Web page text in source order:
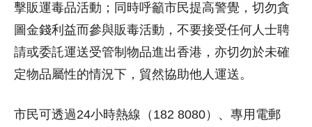
擊販運毒品活動；同時呼籲市民提高警覺，切勿貪
圖金錢利益而參與販毒活動，不要接受任何人士聘
請或委託運送受管制物品進出香港，亦切勿於未確
定物品屬性的情況下，貿然協助他人運送。
市民可透過24小時熱線（182 8080）、專用電郵